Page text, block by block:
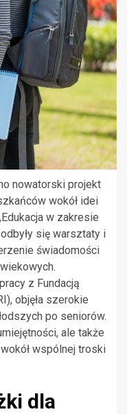
nowatorski projekt
wokół idei
w zakresie
się warsztaty i
świadomości
z Fundacją
objęła szerokie
po seniorów.
ale także
wspólnej troski
dla